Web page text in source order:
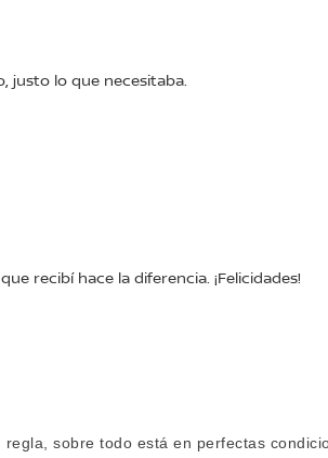
justo lo que necesitaba.
recibí hace la diferencia. ¡Felicidades!
sobre todo está en perfectas